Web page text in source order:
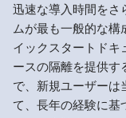
迅速な導入時間をさ
ムが最も一般的な構
イックスタートドキ
ースの隔離を提供す
で、新規ユーザーは
て、長年の経験に基